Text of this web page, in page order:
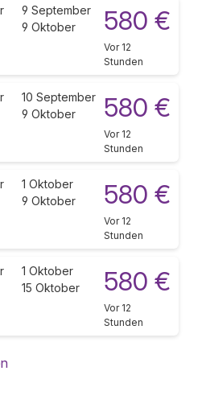
9 September
9 Oktober
580 €
Vor 12
Stunden
10 September
9 Oktober
580 €
Vor 12
Stunden
1 Oktober
9 Oktober
580 €
Vor 12
Stunden
1 Oktober
15 Oktober
580 €
Vor 12
Stunden